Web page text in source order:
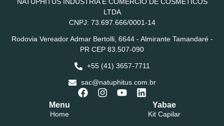
NATUPHITUS INDUSTRIA E COMÉRCIO DE COSMÉTICOS
LTDA
CNPJ: 73.697.666/0001-14
Rodovia Vereador Admar Bertolli, 6644 - Almirante Tamandaré -
PR CEP 83.507-090
+55 (41) 3657-7711
sac@natuphitus.com.br
Menu
Home
Yabae
Kit Capilar